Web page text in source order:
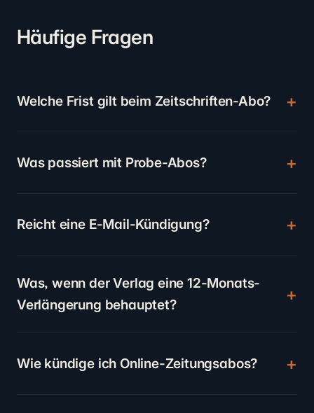
Häufige Fragen
Welche Frist gilt beim Zeitschriften-Abo?
Was passiert mit Probe-Abos?
Reicht eine E-Mail-Kündigung?
Was, wenn der Verlag eine 12-Monats-
Verlängerung behauptet?
Wie kündige ich Online-Zeitungsabos?